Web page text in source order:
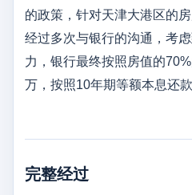
的政策，针对天津大港区的
经过多次与银行的沟通，考
力，银行最终按照房值的
万，按照10年期等额本息还
完整经过